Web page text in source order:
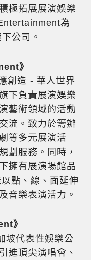
極拓展展演娛樂
為
公司。
》
創造 - 華人世界
下負責展演娛樂
藝術領域的活動
流。致力於籌辦
等多元展演活
劃服務。同時，
擁有展演場館品
點、線、面延伸
音樂表演活力。
》
坡代表性娛樂公
進頂尖演唱會、